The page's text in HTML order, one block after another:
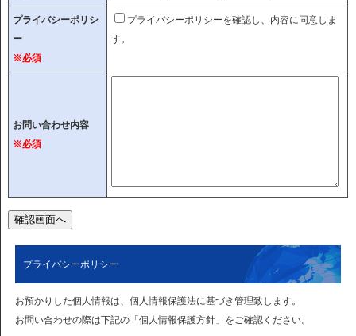
プライバシーポリシ
ー
※必須
プライバシーポリシーを確認し、内容に同意しま
す。
お問い合わせ内容
※必須
プライバシーポリシー
お預かりした個人情報は、個人情報保護法に基づき管理致します。
お問い合わせの際は下記の「個人情報保護方針」をご確認ください。